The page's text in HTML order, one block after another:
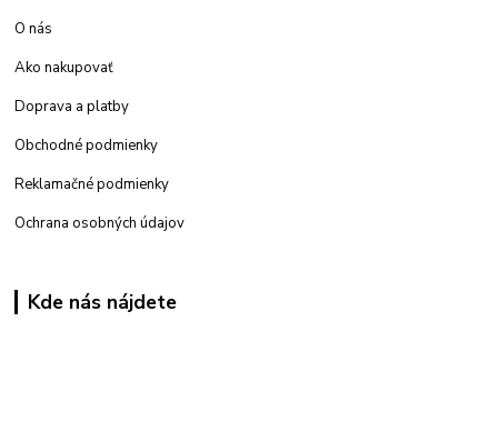
O nás
Ako nakupovať
Doprava a platby
Obchodné podmienky
Reklamačné podmienky
Ochrana osobných údajov
Kde nás nájdete